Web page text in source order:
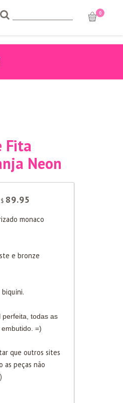
0
Fita
Neon
89.95
monaco
e bronze
perfeita, todas as
=)
que outros sites
as peças não